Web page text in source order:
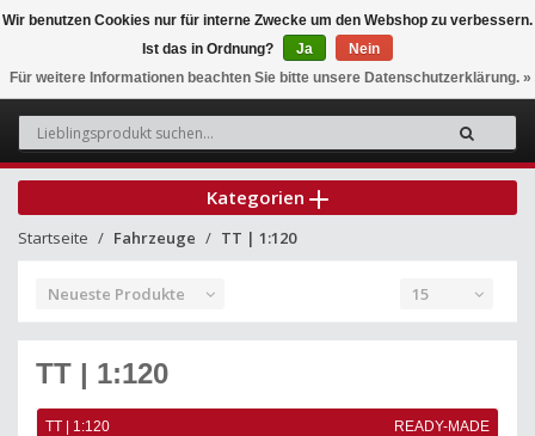
0
Kategorien
Startseite Fahrzeuge TT | 1:120
Neueste Produkte 15
TT | 1:120
TT | 1:120 READY-MADE
Wir benutzen Cookies nur für interne Zwecke um den Webshop zu verbessern.
Ist das in Ordnung?
Ja
Nein
Für weitere Informationen beachten Sie bitte unsere Datenschutzerklärung. »